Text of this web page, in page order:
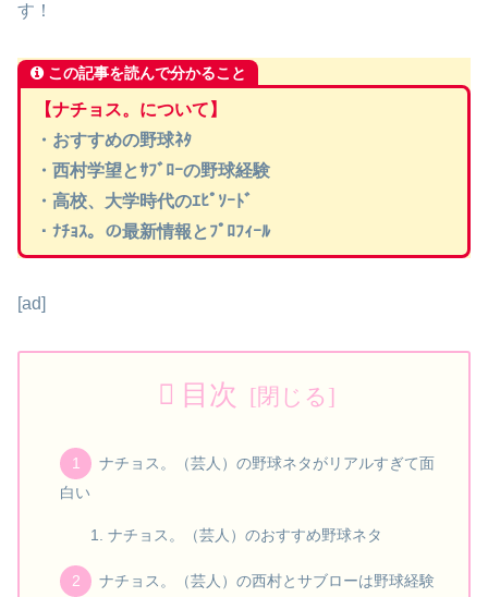
す！
この記事を読んで分かること
【ナチョス。について】
・おすすめの野球ﾈﾀ
・西村学望とｻﾌﾞﾛｰの野球経験
・高校、大学時代のｴﾋﾟｿｰﾄﾞ
・ﾅﾁｮｽ。の最新情報とﾌﾟﾛﾌｨｰﾙ
[ad]
目次
ナチョス。（芸人）の野球ネタがリアルすぎて面
白い
ナチョス。（芸人）のおすすめ野球ネタ
ナチョス。（芸人）の西村とサブローは野球経験